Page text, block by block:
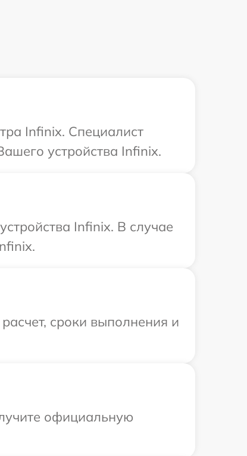
Infinix. Специалист
устройства Infinix.
Infinix. В случае
сроки выполнения и
официальную